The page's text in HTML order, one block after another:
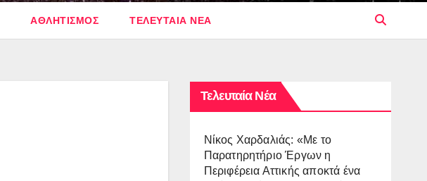
ΑΘΛΗΤΙΣΜΟΣ ΤΕΛΕΥΤΑΙΑ ΝΕΑ
Τελευταία Νέα
Νίκος Χαρδαλιάς: «Με το
Παρατηρητήριο Έργων η
Περιφέρεια Αττικής αποκτά ένα